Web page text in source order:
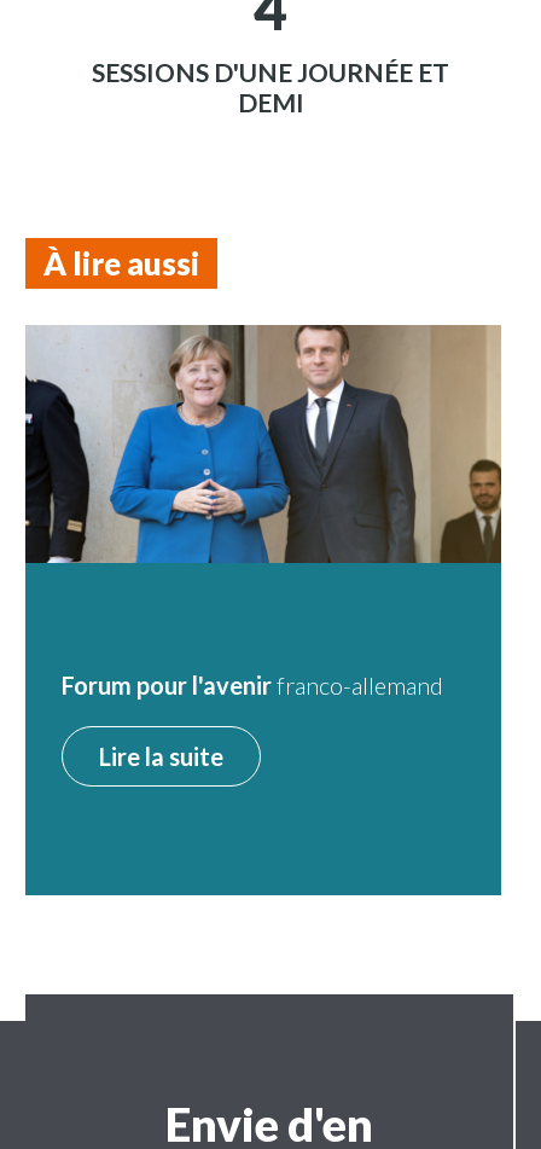
SESSIONS D'UNE JOURNÉE ET
DEMI
À lire aussi
Forum pour l'avenirfranco-allemand
Lire la suite
Envie d'en